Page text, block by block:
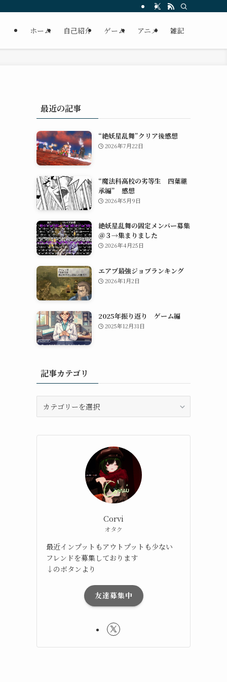
ホーム 自己紹介 ゲーム アニメ 雑記
最近の記事
“絶妖星乱舞”クリア後感想
2026年7月22日
“魔法科高校の劣等生 四葉継
承編” 感想
2026年5月9日
絶妖星乱舞の固定メンバー募集
＠３→集まりました
2026年4月25日
エアプ最強ジョブランキング
2026年1月2日
2025年振り返り ゲーム編
2025年12月31日
記事カテゴリ
テ
Corvi
オタク
最近インプットもアウトプットも少ない
フレンドを募集しております
↓のボタンより
友達募集中